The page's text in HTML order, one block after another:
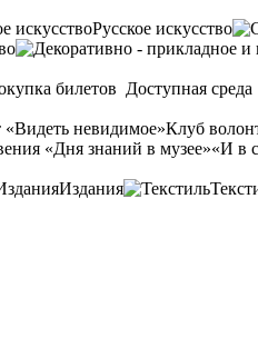
Русское искусство
билетов Доступная среда
«Видеть невидимое»Клуб
«Дня знаний в музее»«И в
Издания